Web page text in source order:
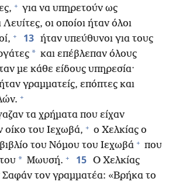
+ για να υπηρετούν ως
οι οποίοι ήταν όλοι
+ 13 ήταν υπεύθυνοι για τους
* και επέβλεπαν όλους
με κάθε είδους υπηρεσία·
γραμματείς, επόπτες και
+
τα χρήματα που είχαν
οίκο του Ιεχωβά, + ο Χελκίας ο
του Νόμου του Ιεχωβά + που
* Μωυσή. + 15 Ο Χελκίας
Σαφάν τον γραμματέα: «Βρήκα το